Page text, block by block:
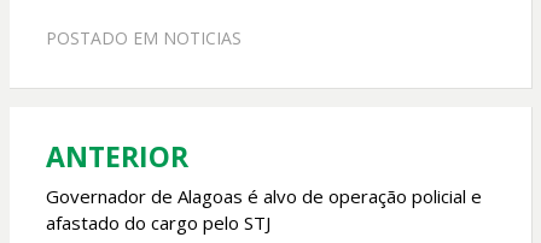
e
o
k
A
p
POSTADO EM NOTICIAS
Navegação
de
ANTERIOR
Governador de Alagoas é alvo de operação policial e
afastado do cargo pelo STJ